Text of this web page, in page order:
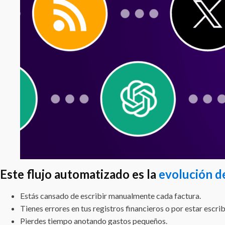
Este flujo automatizado es la evolución
Estás cansado de escribir manualmente cada factura.
Tienes errores en tus registros financieros o por estar
Pierdes tiempo anotando gastos pequeños.